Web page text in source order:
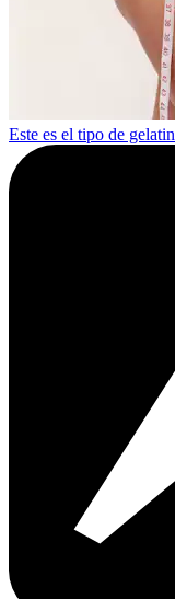
Este es el tipo de